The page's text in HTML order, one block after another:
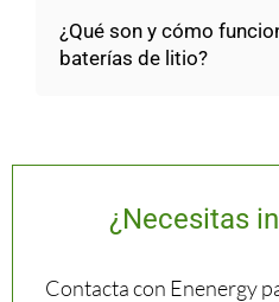
¿Qué son y cómo
baterías de litio?
¿Necesitas
Contacta con Enenergy